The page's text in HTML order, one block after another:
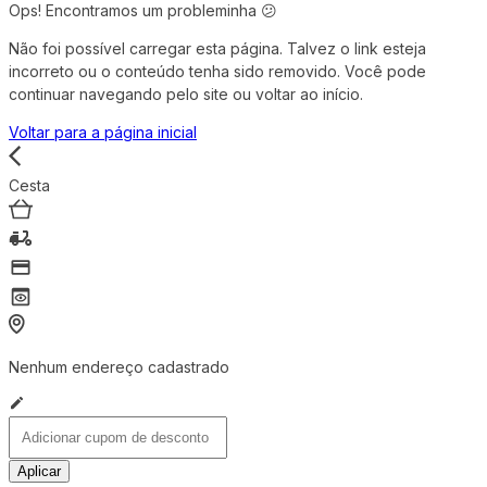
Ops! Encontramos um probleminha 😕
Não foi possível carregar esta página. Talvez o link esteja
incorreto ou o conteúdo tenha sido removido. Você pode
continuar navegando pelo site ou voltar ao início.
Voltar para a página inicial
Cesta
Nenhum endereço cadastrado
Aplicar